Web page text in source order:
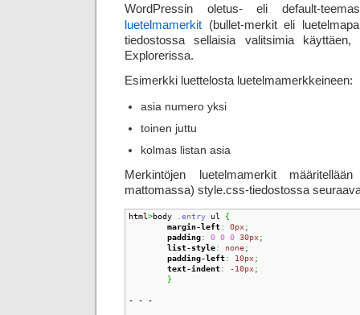
WordPressin oletus- eli default-
luetelmamerkit (bullet-merkit eli
tiedostossa sellaisia valitsimia
Explorerissa.
Esimerkki luettelosta luetelmamerkkeineen:
asia numero yksi
toinen juttu
kolmas listan asia
Merkintöjen luetelmamerkit
mattomassa) style.css-tiedostossa
html>body .entry ul {
margin-left: 0px;
padding: 0 0 0 30px;
list-style: none;
padding-left: 10px;
text-indent: -10px;
}
- - -